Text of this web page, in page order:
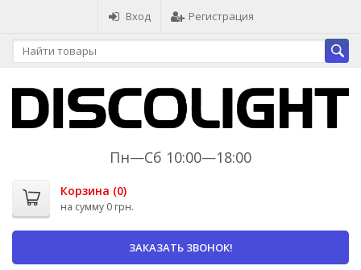
Вход Регистрация
Пн—Сб 10:00—18:00
Корзина (0)
на сумму 0 грн.
ЗАКАЗАТЬ ЗВОНОК!